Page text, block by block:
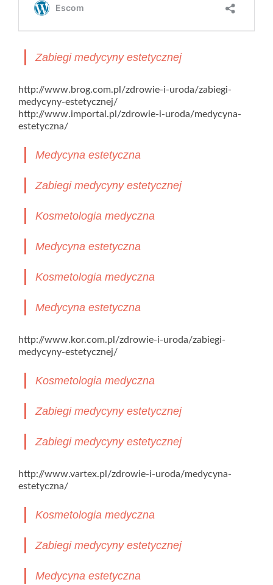
Zabiegi medycyny estetycznej
http://www.brog.com.pl/zdrowie-i-uroda/zabiegi-
medycyny-estetycznej/
http://www.importal.pl/zdrowie-i-uroda/medycyna-
estetyczna/
Medycyna estetyczna
Zabiegi medycyny estetycznej
Kosmetologia medyczna
Medycyna estetyczna
Kosmetologia medyczna
Medycyna estetyczna
http://www.kor.com.pl/zdrowie-i-uroda/zabiegi-
medycyny-estetycznej/
Kosmetologia medyczna
Zabiegi medycyny estetycznej
Zabiegi medycyny estetycznej
http://www.vartex.pl/zdrowie-i-uroda/medycyna-
estetyczna/
Kosmetologia medyczna
Zabiegi medycyny estetycznej
Medycyna estetyczna